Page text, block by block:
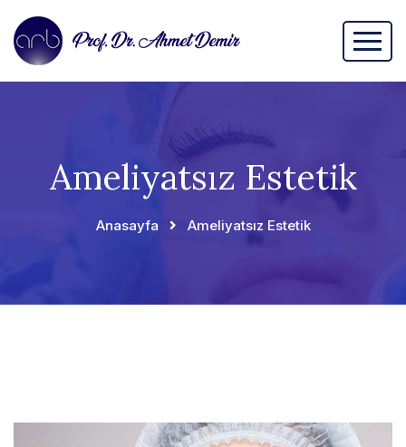
Ameliyatsız Estetik
Anasayfa Ameliyatsız Estetik